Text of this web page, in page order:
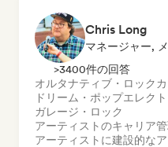
Chris Long
マネージャー,
>3400件の回答
オルタナティブ・ロック
ドリーム・ポップエレク
ガレージ・ロック
アーティストのキャリア
アーティストに建設的な